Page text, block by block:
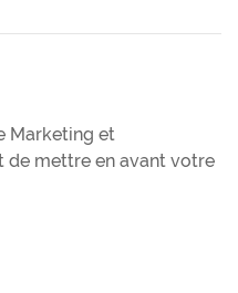
Marketing et
de mettre en avant votre